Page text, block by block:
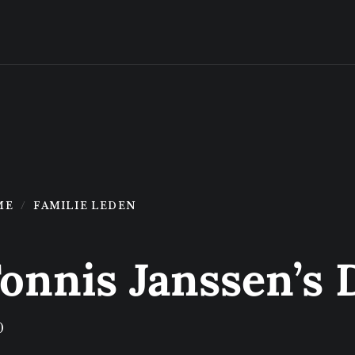
FAMILIE LEDEN
Janssen’s